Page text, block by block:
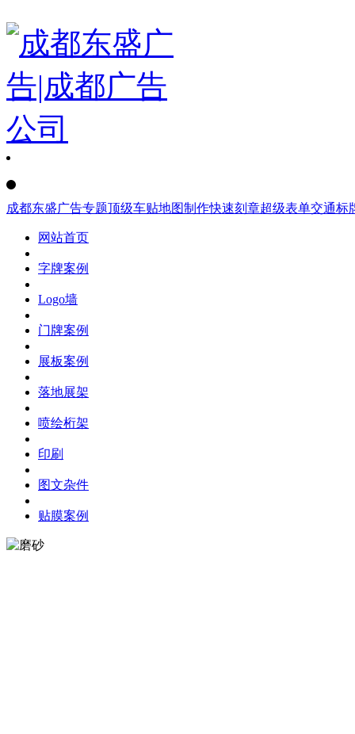
成都东盛广告专题顶级车贴地图制作快速刻章超级表单交通标
网站首页
字牌案例
Logo墙
门牌案例
展板案例
落地展架
喷绘桁架
印刷
图文杂件
贴膜案例